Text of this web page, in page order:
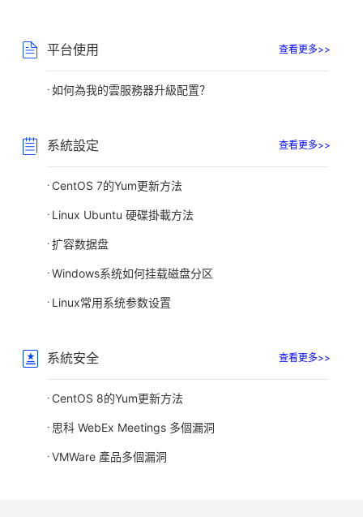
平台使用 查看更多>>
如何為我的雲服務器升級配置？
系統設定 查看更多>>
CentOS 7的Yum更新方法
Linux Ubuntu 硬碟掛載方法
扩容数据盘
Windows系统如何挂载磁盘分区
Linux常用系统参数设置
系統安全 查看更多>>
CentOS 8的Yum更新方法
思科 WebEx Meetings 多個漏洞
VMWare 產品多個漏洞